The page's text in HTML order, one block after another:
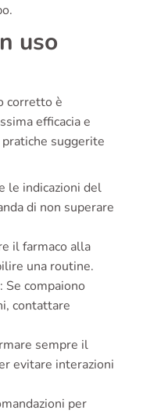
uso
corretto è
efficacia e
pratiche suggerite
le indicazioni del
di non superare
il farmaco alla
una routine.
compaiono
contattare
sempre il
evitare interazioni
per